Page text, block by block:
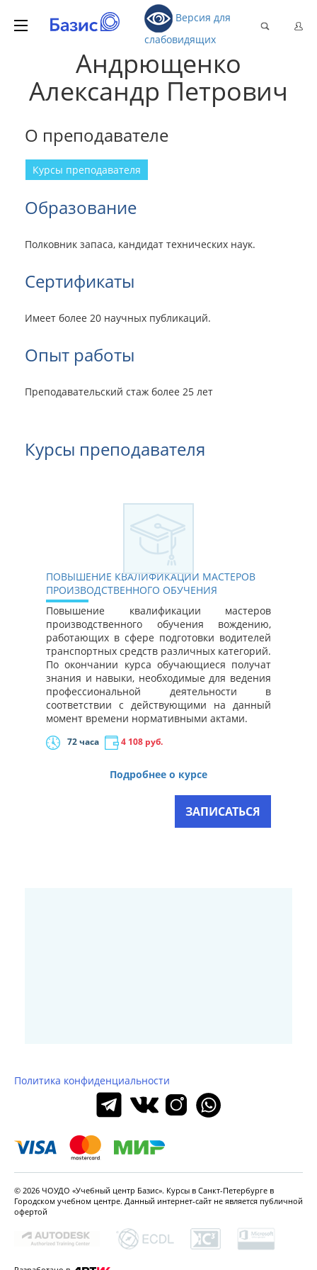
Версия для
слабовидящих
Андрющенко
Александр Петрович
О преподавателе
Курсы преподавателя
Образование
Полковник запаса, кандидат технических наук.
Сертификаты
Имеет более 20 научных публикаций.
Опыт работы
Преподавательский стаж более 25 лет
Курсы преподавателя
ПОВЫШЕНИЕ КВАЛИФИКАЦИИ МАСТЕРОВ
ПРОИЗВОДСТВЕННОГО ОБУЧЕНИЯ
Повышение квалификации мастеров
производственного обучения вождению,
работающих в сфере подготовки водителей
транспортных средств различных категорий.
По окончании курса обучающиеся получат
знания и навыки, необходимые для ведения
профессиональной деятельности в
соответствии с действующими на данный
момент времени нормативными актами.
72 часа 4 108 руб.
Подробнее о курсе
ЗАПИСАТЬСЯ
Политика конфиденциальности
© 2026 ЧОУДО «Учебный центр Базис». Курсы в Санкт-Петербурге в
Городском учебном центре. Данный интернет-сайт не является публичной
офертой